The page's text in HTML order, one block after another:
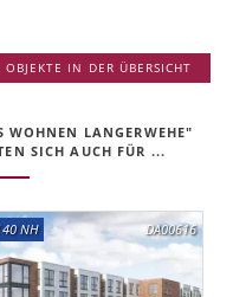
IN DER ÜBERSICHT
WOHNEN LANGERWEHE"
SICH AUCH FÜR ...
DA00616
40 NH